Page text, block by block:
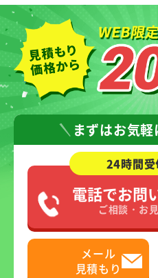
まずはお気軽
24時間受
ご相談・お
電話でお問
メール
見積もり